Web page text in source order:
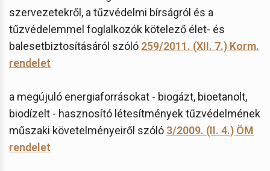
szervezetekről, a tűzvédelmi bírságról és a
tűzvédelemmel foglalkozók kötelező élet- és
balesetbiztosításáról szóló 259/2011. (XII. 7.) Korm.
rendelet
a megújuló energiaforrásokat - biogázt, bioetanolt,
biodízelt - hasznosító létesítmények tűzvédelmének
műszaki követelményeiről szóló 3/2009. (II. 4.) ÖM
rendelet